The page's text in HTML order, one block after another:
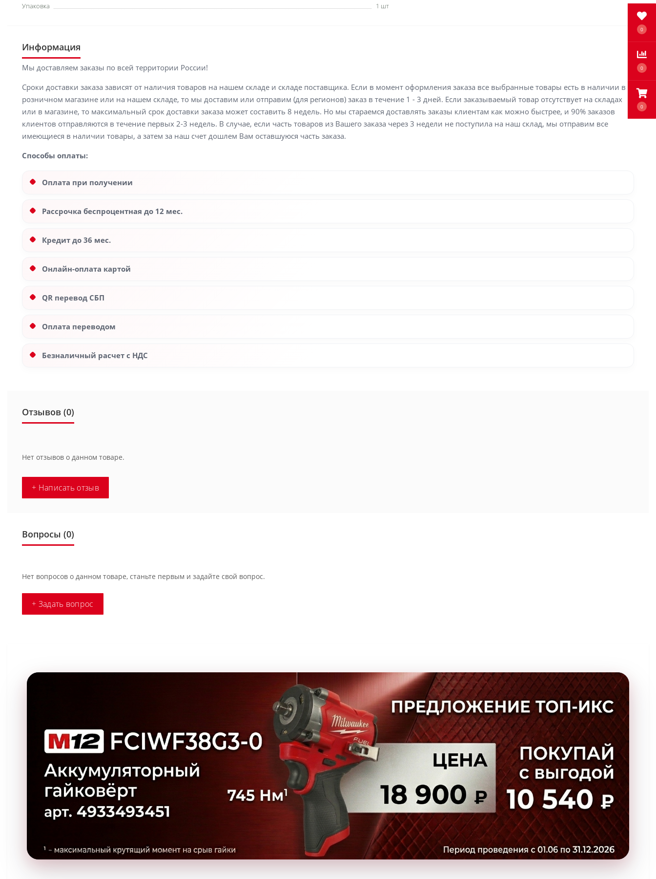
0
0
0
Упаковка
1 шт
Информация
Мы доставляем заказы по всей территории России!
Сроки доставки заказа зависят от наличия товаров на нашем складе и складе поставщика. Если в момент оформления заказа все выбранные товары есть в наличии в
розничном магазине или на нашем складе, то мы доставим или отправим (для регионов) заказ в течение 1 - 3 дней. Если заказываемый товар отсутствует на складах
или в магазине, то максимальный срок доставки заказа может составить 8 недель. Но мы стараемся доставлять заказы клиентам как можно быстрее, и 90% заказов
клиентов отправляются в течение первых 2-3 недель. В случае, если часть товаров из Вашего заказа через 3 недели не поступила на наш склад, мы отправим все
имеющиеся в наличии товары, а затем за наш счет дошлем Вам оставшуюся часть заказа.
Способы оплаты:
Оплата при получении
Рассрочка беспроцентная до 12 мес.
Кредит до 36 мес.
Онлайн-оплата картой
QR перевод СБП
Оплата переводом
Безналичный расчет с НДС
Отзывов (0)
Нет отзывов о данном товаре.
+ Написать отзыв
Вопросы (0)
Нет вопросов о данном товаре, станьте первым и задайте свой вопрос.
+ Задать вопрос